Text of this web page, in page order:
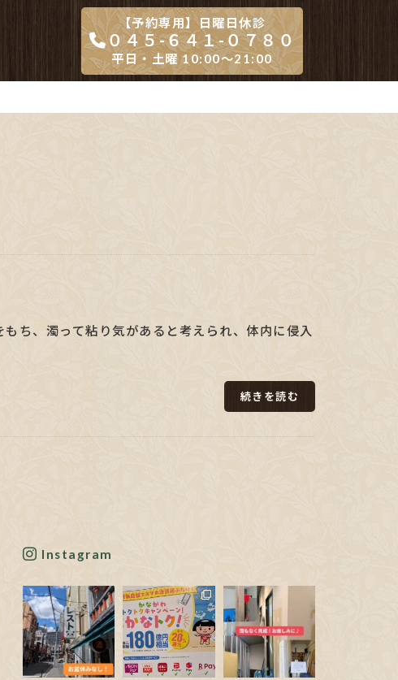
【予約専用】日曜日休診
０４５-６４１-０７８０
平日・土曜 10:00～21:00
ち、濁って粘り気があると考えられ、体内に侵入
続きを読む
Instagram